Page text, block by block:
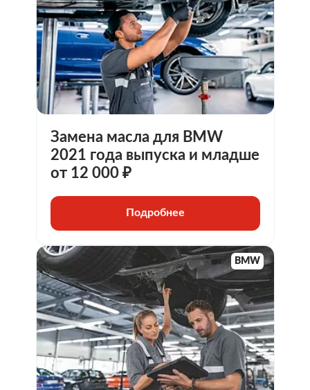
Замена масла для BMW
2021 года выпуска и младше
от 12 000 ₽
Подробнее
BMW